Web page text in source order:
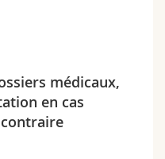
la formation
médicaux,
en cas